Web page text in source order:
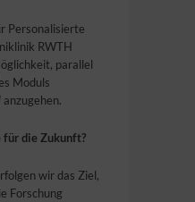
Personalisierte
RWTH
parallel
Moduls
anzugehen.
für die Zukunft?
wir das Ziel,
Forschung